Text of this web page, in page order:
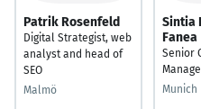
Patrik Rosenfeld
Digital Strategist, web
analyst and head of
SEO
Malmö
Sintia
Fanea
Senior
Munich